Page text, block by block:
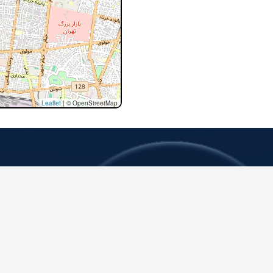
Leaflet | © OpenStreetMap